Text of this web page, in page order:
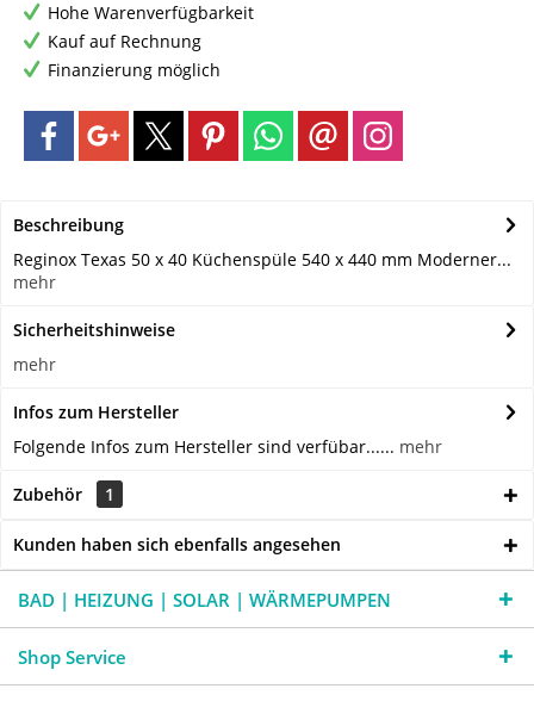
Hohe Warenverfügbarkeit
Kauf auf Rechnung
Finanzierung möglich
Beschreibung
Reginox Texas 50 x 40 Küchenspüle 540 x 440 mm Moderner...
mehr
Sicherheitshinweise
mehr
Infos zum Hersteller
Folgende Infos zum Hersteller sind verfübar...... mehr
Zubehör 1
Kunden haben sich ebenfalls angesehen
BAD | HEIZUNG | SOLAR | WÄRMEPUMPEN
Shop Service